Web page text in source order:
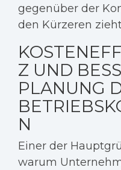
gegenüber der
den Kürzeren
Z UND
PLANUNG
N
Einer der
warum